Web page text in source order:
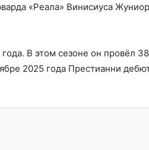
«Реала» Винисиуса
В этом сезоне он провёл
2025 года Престианни